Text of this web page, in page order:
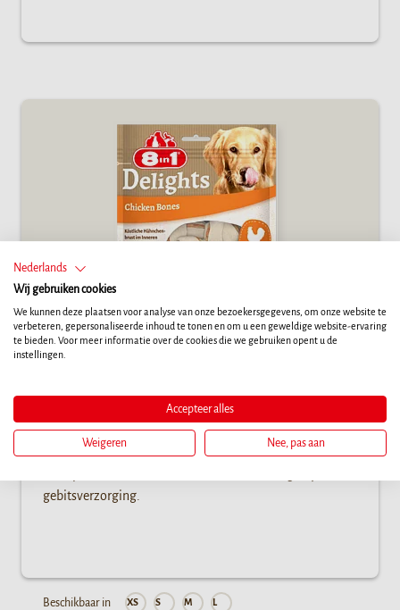
8in1 Delights Chicken Bones
De Chicken Bones XS combineren runderhuid en
kippenborst in een klassieke vorm. Dit biedt langdurig
gebitsverzorging.
Beschikbaar in XS S M L
Nederlands
Wij gebruiken cookies
We kunnen deze plaatsen voor analyse van onze bezoekersgegevens, om onze website te
verbeteren, gepersonaliseerde inhoud te tonen en om u een geweldige website-ervaring
te bieden. Voor meer informatie over de cookies die we gebruiken opent u de
instellingen.
Accepteer alles
Weigeren Nee, pas aan